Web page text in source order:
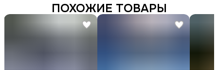
ПОХОЖИЕ ТОВАРЫ